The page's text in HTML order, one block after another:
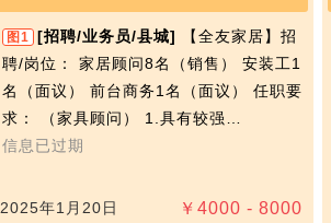
图1 [招聘/业务员/县城]
【全友家居】招
聘/岗位： 家居顾问8名（销售） 安装工1
名（面议） 前台商务1名（面议） 任职要
求： （家具顾问） 1.具有较强…
信息已过期
￥ 4000 - 8000
2025年1月20日